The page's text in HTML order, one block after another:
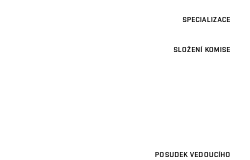
SPECIALIZACE
SLOŽENÍ KOMISE
POSUDEK VEDOUCÍHO